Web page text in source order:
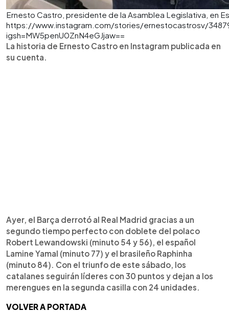
Ernesto Castro, presidente de la Asamblea Legislativa, en
https://www.instagram.com/stories/ernestocastrosv/
igsh=MW5penU0ZnN4eGJjaw==
La historia de Ernesto Castro en Instagram publicada en
su cuenta.
Ayer, el Barça derrotó al Real Madrid gracias a un
segundo tiempo perfecto con doblete del polaco
Robert Lewandowski (minuto 54 y 56), el español
Lamine Yamal (minuto 77) y el brasileño Raphinha
(minuto 84). Con el triunfo de este sábado, los
catalanes seguirán líderes con 30 puntos y dejan a los
merengues en la segunda casilla con 24 unidades.
VOLVER A PORTADA